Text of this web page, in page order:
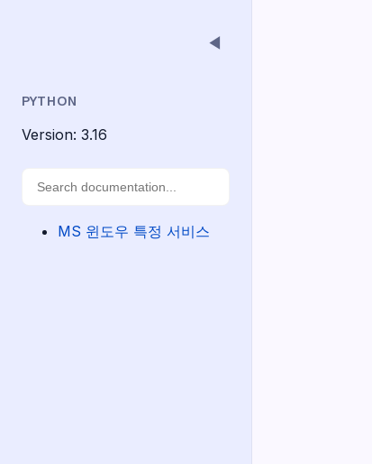
◀
PYTHON
Version: 3.16
MS 윈도우 특정 서비스